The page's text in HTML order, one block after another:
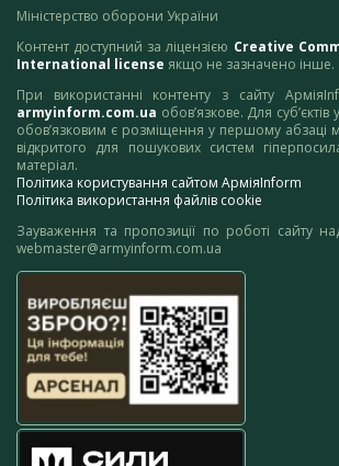
Міністерство оборони України
Контент доступний за ліцензією Creative
International license якщо не зазначено інше.
При використанні контенту з сайту
armyinform.com.ua обов’язкове. Для
обов’язковим є розміщення у першому абзаці
відкритого для пошукових систем
матеріал.
Політика користування сайтом АрміяInform
Політика використання файлів cookie
Зауваження та пропозиції по роботі сайту
webmaster@armyinform.com.ua